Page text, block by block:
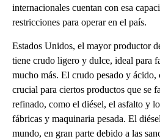
internacionales cuentan con esa
restricciones para operar en el país.
Estados Unidos, el mayor productor
tiene crudo ligero y dulce, ideal para
mucho más. El crudo pesado y ácido,
crucial para ciertos productos que se
refinado, como el diésel, el asfalto y
fábricas y maquinaria pesada. El
mundo, en gran parte debido a las